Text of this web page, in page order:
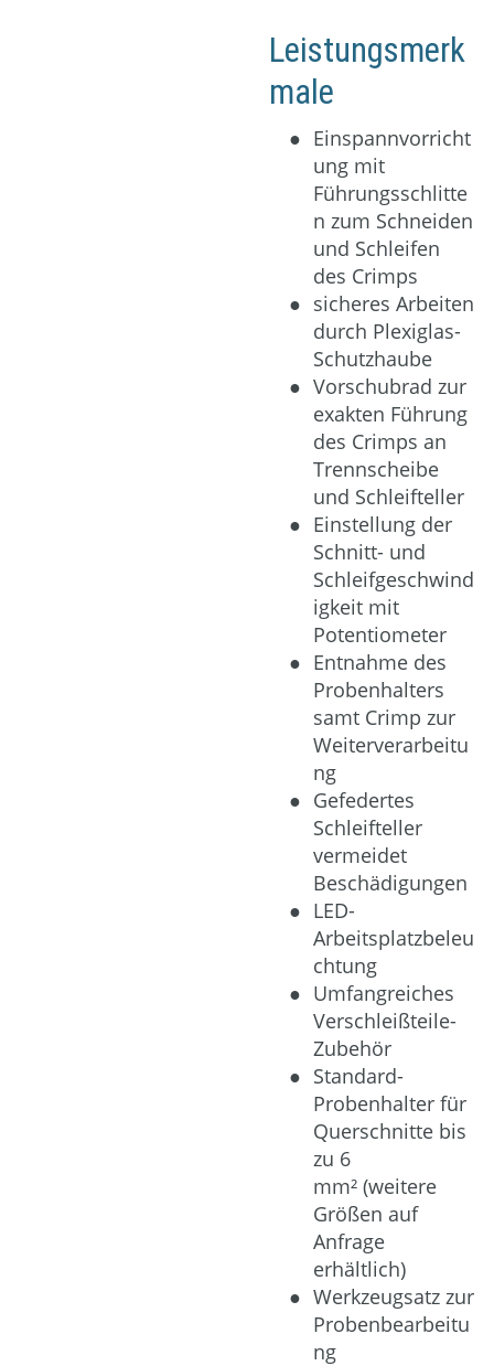
Leistungsmerk
male
Einspannvorricht
ung mit
Führungsschlitte
n zum Schneiden
und Schleifen
des Crimps
sicheres Arbeiten
durch Plexiglas-
Schutzhaube
Vorschubrad zur
exakten Führung
des Crimps an
Trennscheibe
und Schleifteller
Einstellung der
Schnitt- und
Schleifgeschwind
igkeit mit
Potentiometer
Entnahme des
Probenhalters
samt Crimp zur
Weiterverarbeitu
ng
Gefedertes
Schleifteller
vermeidet
Beschädigungen
LED-
Arbeitsplatzbeleu
chtung
Umfangreiches
Verschleißteile-
Zubehör
Standard-
Probenhalter für
Querschnitte bis
zu 6
mm² (weitere
Größen auf
Anfrage
erhältlich)
Werkzeugsatz zur
Probenbearbeitu
ng